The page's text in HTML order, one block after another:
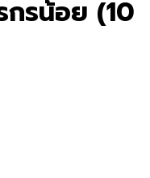
กรน้อย (10